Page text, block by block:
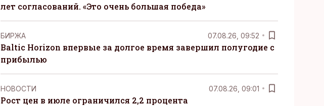
лет согласований. «Это очень большая победа»
БИРЖА 07.08.26, 09:52
Baltic Horizon впервые за долгое время завершил полугодие с
прибылью
НОВОСТИ 07.08.26, 09:01
Рост цен в июле ограничился 2,2 процента